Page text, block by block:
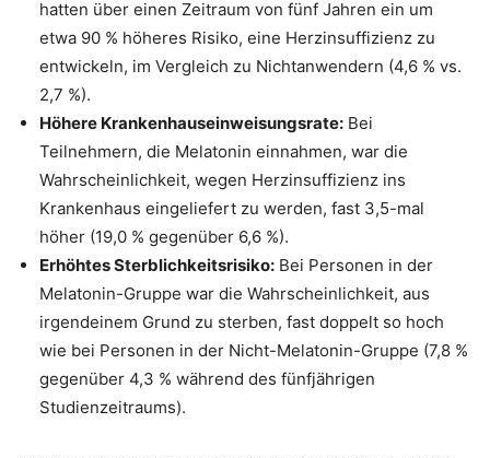
hatten über einen Zeitraum von fünf Jahren ein um
etwa 90 % höheres Risiko, eine Herzinsuffizienz zu
entwickeln, im Vergleich zu Nichtanwendern (4,6 % vs.
2,7 %).
Höhere Krankenhauseinweisungsrate: Bei
Teilnehmern, die Melatonin einnahmen, war die
Wahrscheinlichkeit, wegen Herzinsuffizienz ins
Krankenhaus eingeliefert zu werden, fast 3,5-mal
höher (19,0 % gegenüber 6,6 %).
Erhöhtes Sterblichkeitsrisiko: Bei Personen in der
Melatonin-Gruppe war die Wahrscheinlichkeit, aus
irgendeinem Grund zu sterben, fast doppelt so hoch
wie bei Personen in der Nicht-Melatonin-Gruppe (7,8 %
gegenüber 4,3 % während des fünfjährigen
Studienzeitraums).